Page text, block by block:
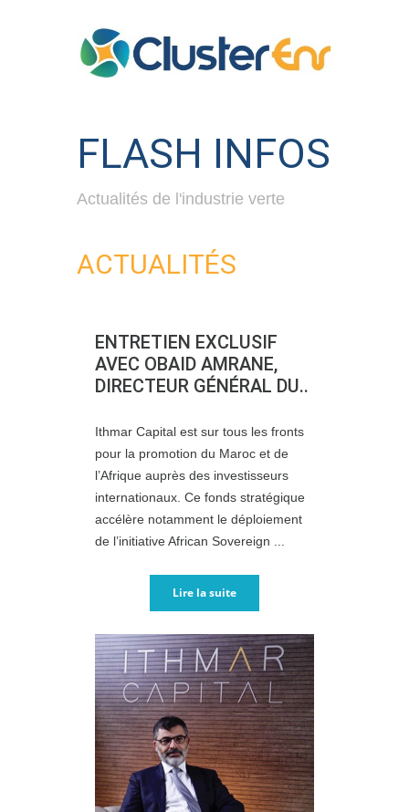
FLASH INFOS
Actualités de l'industrie verte
ACTUALITÉS
ENTRETIEN EXCLUSIF
AVEC OBAID AMRANE,
DIRECTEUR GÉNÉRAL DU..
Ithmar Capital est sur tous les fronts
pour la promotion du Maroc et de
l’Afrique auprès des investisseurs
internationaux. Ce fonds stratégique
accélère notamment le déploiement
de l’initiative African Sovereign ...
Lire la suite